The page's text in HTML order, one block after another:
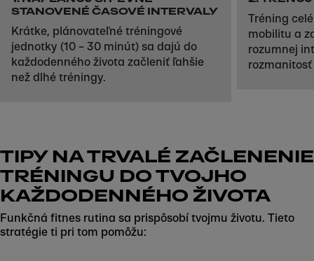
STANOVENÉ ČASOVÉ INTERVALY
Krátke, plánovateľné tréningové
jednotky (10 – 30 minút) sa dajú do
každodenného života začleniť ľahšie
než dlhé tréningy.
Tréning
mobilitu a
rozumnej
TIPY NA TRVALÉ ZAČLENENIE
TRÉNINGU DO TVOJHO
KAŽDODENNÉHO ŽIVOTA
Funkčná fitnes rutina sa prispôsobí tvojmu životu. Tieto
stratégie ti pri tom pomôžu: